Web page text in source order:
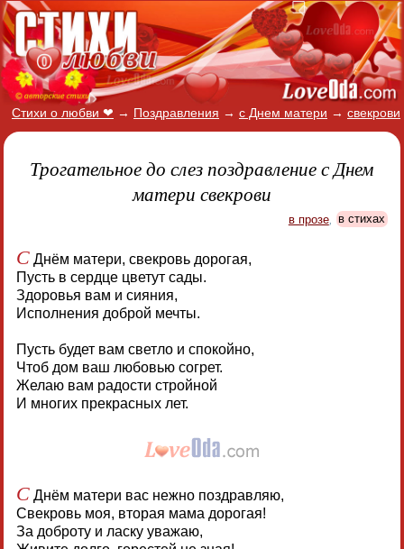
Стихи о любви ❤ → Поздравления → с Днем матери → свекрови
Трогательное до слез поздравление с Днем
матери свекрови
в прозе, в стихах
СДнём матери, свекровь дорогая,
Пусть в сердце цветут сады.
Здоровья вам и сияния,
Исполнения доброй мечты.
Пусть будет вам светло и спокойно,
Чтоб дом ваш любовью согрет.
Желаю вам радости стройной
И многих прекрасных лет.
СДнём матери вас нежно поздравляю,
Свекровь моя, вторая мама дорогая!
За доброту и ласку уважаю,